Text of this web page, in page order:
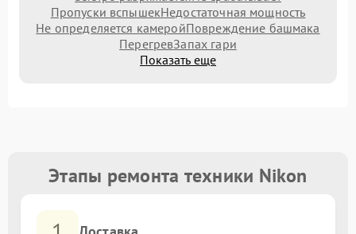
Пропуски вспышекНедостаточная мощность
Не определяется камеройПовреждение башмака
ПерегревЗапах гари
Показать еще
Этапы ремонта техники Nikon